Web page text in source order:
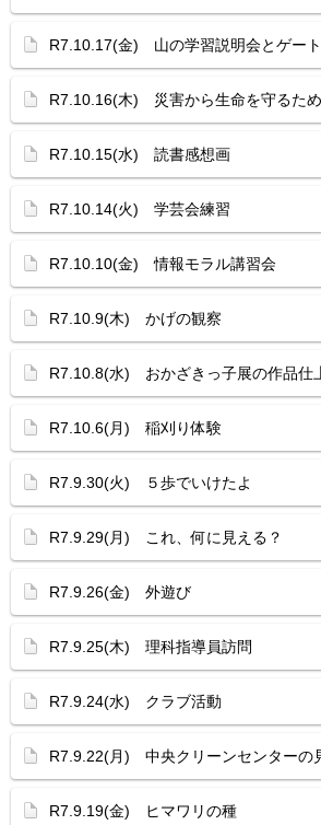
R7.10.17(金) 山の学習説明会とゲー
R7.10.16(木) 災害から生命を守るた
R7.10.15(水) 読書感想画
R7.10.14(火) 学芸会練習
R7.10.10(金) 情報モラル講習会
R7.10.9(木) かげの観察
R7.10.8(水) おかざきっ子展の作品仕
R7.10.6(月) 稲刈り体験
R7.9.30(火) ５歩でいけたよ
R7.9.29(月) これ、何に見える？
R7.9.26(金) 外遊び
R7.9.25(木) 理科指導員訪問
R7.9.24(水) クラブ活動
R7.9.22(月) 中央クリーンセンターの
R7.9.19(金) ヒマワリの種